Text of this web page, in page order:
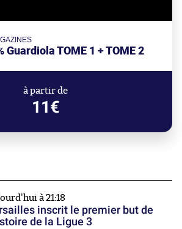
Guardiola TOME 1 + TOME 2
à partir de
11€
à 21:18
inscrit le premier but de
de la Ligue 3